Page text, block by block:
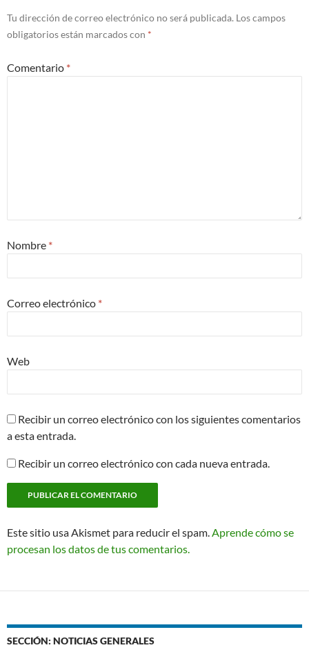
de
entradas
Tu dirección de correo electrónico no será publicada. Los campos
obligatorios están marcados con *
Comentario *
Nombre *
Correo electrónico *
Web
Recibir un correo electrónico con los siguientes comentarios
a esta entrada.
Recibir un correo electrónico con cada nueva entrada.
Este sitio usa Akismet para reducir el spam.Aprende cómo se
procesan los datos de tus comentarios.
SECCIÓN: NOTICIAS GENERALES